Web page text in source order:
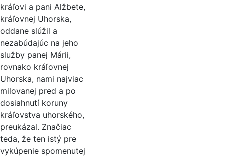
kráľovi a pani Alžbete,
kráľovnej Uhorska,
oddane slúžil a
nezabúdajúc na jeho
služby panej Márii,
rovnako kráľovnej
Uhorska, nami najviac
milovanej pred a po
dosiahnutí koruny
kráľovstva uhorského,
preukázal. Značiac
teda, že ten istý pre
vykúpenie spomenutej